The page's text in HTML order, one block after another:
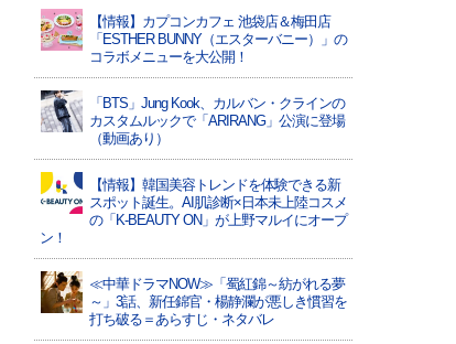
【情報】カプコンカフェ 池袋店＆梅田店
「ESTHER BUNNY（エスターバニー）」の
コラボメニューを大公開！
「BTS」Jung Kook、カルバン・クラインの
カスタムルックで「ARIRANG」公演に登場
（動画あり）
【情報】韓国美容トレンドを体験できる新
スポット誕生。AI肌診断×日本未上陸コスメ
の「K-BEAUTY ON」が上野マルイにオープ
ン！
≪中華ドラマNOW≫「蜀紅錦～紡がれる夢
～」3話、新任錦官・楊静瀾が悪しき慣習を
打ち破る＝あらすじ・ネタバレ